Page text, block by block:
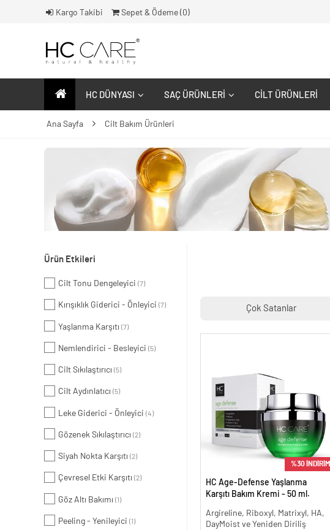
Kargo Takibi Sepet & Ödeme ( 0)
HC DÜNYASI SAÇ ÜRÜNLERI CILT ÜRÜNLERI
Ana Sayfa Cilt Bakım Ürünleri
Ürün Etkileri
Cilt Tonu Dengeleyici (7)
Kırışıklık Giderici - Önleyici (7)
Yaşlanma Karşıtı (7)
Nemlendirici - Besleyici (5)
Cilt Sıkılaştırıcı (5)
Cilt Aydınlatıcı (5)
Leke Giderici - Önleyici (4)
Gözenek Sıkılaştırıcı (2)
Siyah Nokta Karşıtı (2)
Çevresel Etki Karşıtı (2)
Göz Altı Bakımı (1)
Peeling - Yenileyici (1)
Çok Satanlar
%30 İNDİRİM
HC Age-Defense Yaşlanma
Karşıtı Bakım Kremi - 50 ml.
Argireline, Riboxyl, Matrixyl, HA,
DayMoist ve Yeniden Diriliş